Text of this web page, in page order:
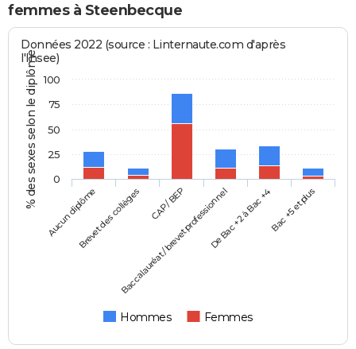
femmes à Steenbecque
% des sexes selon le diplôme
Données 2022 (source : Linternaute.com d'après
l'Insee)
Hommes Femmes
Aucun diplômeBrevet des collèges CAP / BEP
Baccalauréat / brevet professionnelDe Bac +2 à Bac +4Bac +5 et plus
0
25
50
75
100